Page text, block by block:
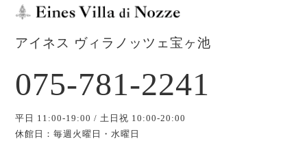
アイネス ヴィラノッツェ宝ヶ池
075-781-2241
平日 11:00-19:00 / 土日祝 10:00-20:00
休館日：毎週火曜日・水曜日